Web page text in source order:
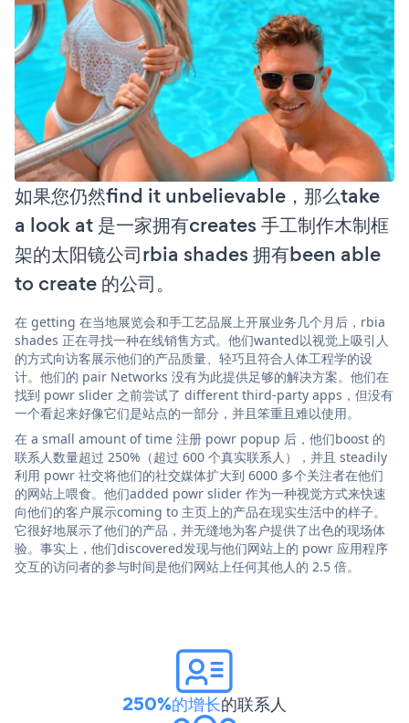
如果您仍然find it unbelievable，那么take
a look at 是一家拥有creates 手工制作木制框
架的太阳镜公司rbia shades 拥有been able
to create 的公司。
在 getting 在当地展览会和手工艺品展上开展业务几个月后，rbia
shades 正在寻找一种在线销售方式。他们wanted以视觉上吸引人
的方式向访客展示他们的产品质量、轻巧且符合人体工程学的设
计。他们的 pair Networks 没有为此提供足够的解决方案。他们在
找到 powr slider 之前尝试了 different third-party apps，但没有
一个看起来好像它们是站点的一部分，并且笨重且难以使用。
在 a small amount of time 注册 powr popup 后，他们boost 的
联系人数量超过 250%（超过 600 个真实联系人），并且 steadily
利用 powr 社交将他们的社交媒体扩大到 6000 多个关注者在他们
的网站上喂食。他们added powr slider 作为一种视觉方式来快速
向他们的客户展示coming to 主页上的产品在现实生活中的样子。
它很好地展示了他们的产品，并无缝地为客户提供了出色的现场体
验。事实上，他们discovered发现与他们网站上的 powr 应用程序
交互的访问者的参与时间是他们网站上任何其他人的 2.5 倍。
250%的增长的联系人